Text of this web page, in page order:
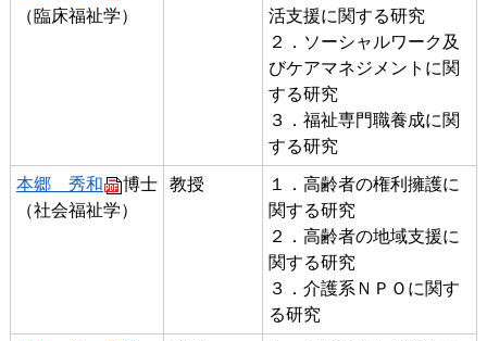
（臨床福祉学）
活支援に関する研究
２．ソーシャルワーク及
びケアマネジメントに関
する研究
３．福祉専門職養成に関
する研究
本郷 秀和
博士
（社会福祉学）
教授
１．高齢者の権利擁護に
関する研究
２．高齢者の地域支援に
関する研究
３．介護系ＮＰＯに関す
る研究